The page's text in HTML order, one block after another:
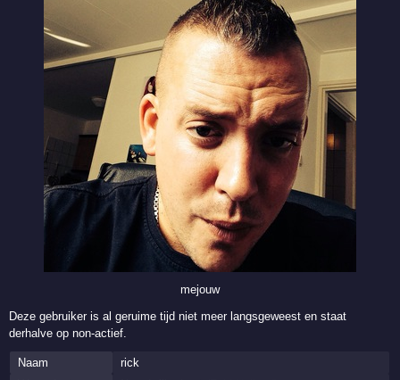
mejouw
Deze gebruiker is al geruime tijd niet meer langsgeweest en staat
derhalve op non-actief.
Naam
rick